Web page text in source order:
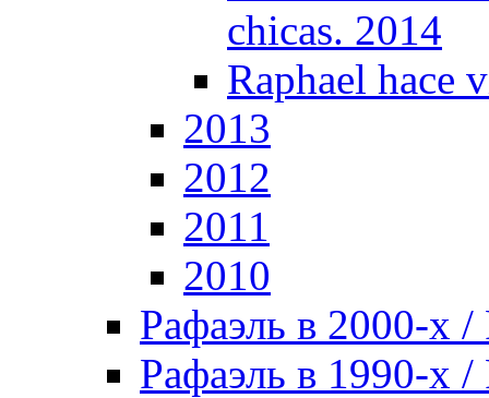
chicas. 2014
Raphael hace
2013
2012
2011
2010
Рафаэль в 2000-х /
Рафаэль в 1990-х /